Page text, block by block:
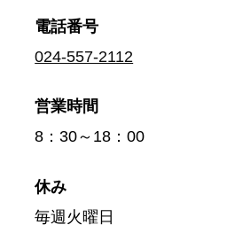
電話番号
024-557-2112
営業時間
8：30～18：00
休み
毎週火曜日